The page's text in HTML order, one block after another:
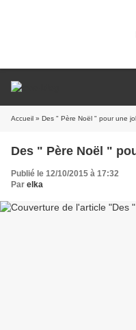
Accueil » Des " Père Noël " pour une
Des " Père Noël "
Publié le 12/10/2015 à 17:32
Par elka